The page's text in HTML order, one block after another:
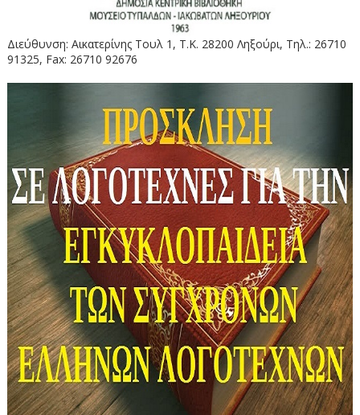
Διεύθυνση: Αικατερίνης Τουλ 1, Τ.Κ. 28200 Ληξούρι, Τηλ.: 26710
91325, Fax: 26710 92676